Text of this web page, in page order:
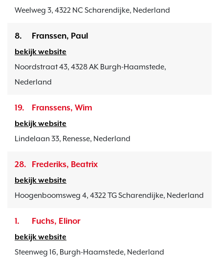
Weelweg 3, 4322 NC Scharendijke, Nederland
8. Franssen, Paul
bekijk website
Noordstraat 43, 4328 AK Burgh-Haamstede,
Nederland
19. Franssens, Wim
bekijk website
Lindelaan 33, Renesse, Nederland
28. Frederiks, Beatrix
bekijk website
Hoogenboomsweg 4, 4322 TG Scharendijke, Nederland
1. Fuchs, Elinor
bekijk website
Steenweg 16, Burgh-Haamstede, Nederland